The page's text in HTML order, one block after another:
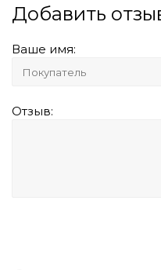
Добавить
Ваше имя:
Отзыв: